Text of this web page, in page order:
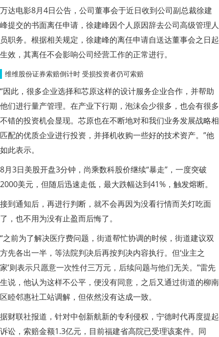
万达电影8月4日公告，公司董事会于近日收到公司副总裁徐建
峰提交的书面离任申请，徐建峰因个人原因辞去公司高级管理人
员职务。根据相关规定，徐建峰的离任申请自送达董事会之日起
生效，其离任不会影响公司经营工作的正常进行。
维维股份证券索赔倒计时 受损投资者仍可索赔
“因此，很多企业选择和芯原这样的设计服务企业合作，并帮助
他们进行量产管理。在产业下行期，泡沫会少很多，也会有很多
不错的投资机会显现。芯原也在不断地对和我们业务发展战略相
匹配的优质企业进行投资，并择机收购一些好的技术资产。”他
如此表示。
8月3日美股开盘3分钟，尚乘数科股价继续“暴走”，一度突破
2000美元，但随后迅速走低，最大跌幅达到41%，触发熔断。
接到通知后，再进行判断，就不会再因为没看行情而关灯吃面
了，也不用为没有止盈而后悔了。
“之前为了解决医疗费问题，街道帮忙协调的时候，街道建议双
方先各出一半，等法院判决后再按判决内容执行。但‘业主之
家’则表示只愿意一次性付三万元，后续问题与他们无关。”雷先
生说，他认为这样不公平，便没有同意，之后又通过街道的柳南
区睦邻惠社工站调解，但依然没有达成一致。
据财联社报道，针对中创新航新的专利侵权，宁德时代再度提起
诉讼，索赔金额1.3亿元，目前福建省高院已受理该案件。同